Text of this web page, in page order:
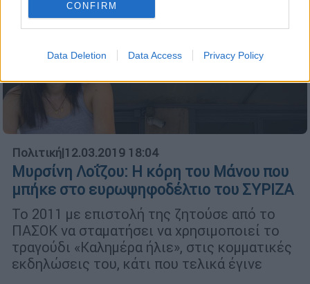
CONFIRM
Data Deletion Data Access Privacy Policy
Πολιτική|12.03.2019 18:04
Μυρσίνη Λοΐζου: Η κόρη του Μάνου που
μπήκε στο ευρωψηφοδέλτιο του ΣΥΡΙΖΑ
Το 2011 με επιστολή της ζητούσε από το
ΠΑΣΟΚ να σταματήσει να χρησιμοποιεί το
τραγούδι «Καλημέρα ήλιε», στις κομματικές
εκδηλώσεις του, κάτι που τελικά έγινε